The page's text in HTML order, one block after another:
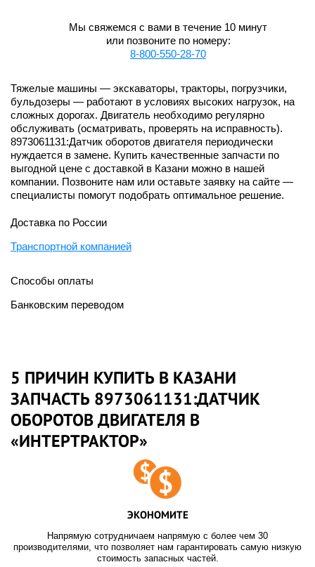
Мы свяжемся с вами в течение 10 минут
или позвоните по номеру:
8-800-550-28-70
Тяжелые машины — экскаваторы, тракторы, погрузчики,
бульдозеры — работают в условиях высоких нагрузок, на
сложных дорогах. Двигатель необходимо регулярно
обслуживать (осматривать, проверять на исправность).
8973061131:Датчик оборотов двигателя периодически
нуждается в замене. Купить качественные запчасти по
выгодной цене с доставкой в Казани можно в нашей
компании. Позвоните нам или оставьте заявку на сайте —
специалисты помогут подобрать оптимальное решение.
Доставка по России
Транспортной компанией
Способы оплаты
Банковским переводом
5 ПРИЧИН КУПИТЬ В КАЗАНИ
ЗАПЧАСТЬ 8973061131:ДАТЧИК
ОБОРОТОВ ДВИГАТЕЛЯ В
«ИНТЕРТРАКТОР»
ЭКОНОМИТЕ
Напрямую сотрудничаем напрямую с более чем 30
производителями, что позволяет нам гарантировать самую низкую
стоимость запасных частей.